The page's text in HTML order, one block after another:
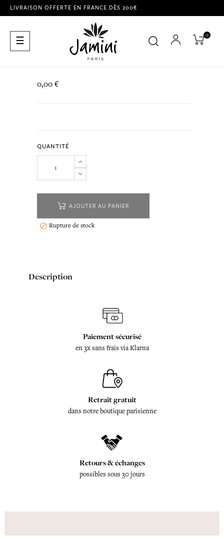
LIVRAISON OFFERTE EN FRANCE DÈS 200€
Basculer
la
☰ 0
0,00 €
QUANTITÉ
AJOUTER AU PANIER
 Rupture de stock
Description
Paiement sécurisé
en 3x sans frais via Klarna
Retrait gratuit
dans notre boutique parisienne
Retours & échanges
possibles sous 30 jours